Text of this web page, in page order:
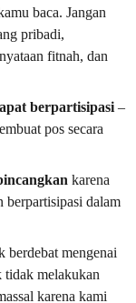
baca. Jangan
pribadi,
fitnah, dan
berpartisipasi–
pos secara
karena
dalam
berdebat mengenai
tidak melakukan
karena kami